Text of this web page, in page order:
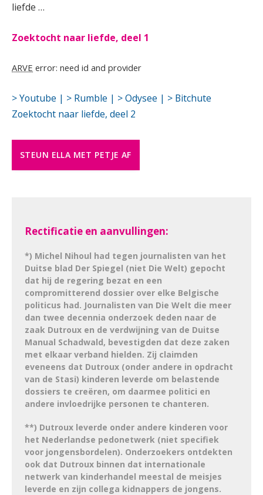
liefde …
Zoektocht naar liefde, deel 1
ARVE error: need id and provider
> Youtube | > Rumble | > Odysee | > Bitchute
Zoektocht naar liefde, deel 2
STEUN ELLA MET PETJE AF
Rectificatie en aanvullingen:
*) Michel Nihoul had tegen journalisten van het
Duitse blad Der Spiegel (niet Die Welt) gepocht
dat hij de regering bezat en een
compromitterend dossier over elke Belgische
politicus had. Journalisten van Die Welt die meer
dan twee decennia onderzoek deden naar de
zaak Dutroux en de verdwijning van de Duitse
Manual Schadwald, bevestigden dat deze zaken
met elkaar verband hielden. Zij claimden
eveneens dat Dutroux (onder andere in opdracht
van de Stasi) kinderen leverde om belastende
dossiers te creëren, om daarmee politici en
andere invloedrijke personen te chanteren.
**) Dutroux leverde onder andere kinderen voor
het Nederlandse pedonetwerk (niet specifiek
voor jongensbordelen). Onderzoekers ontdekten
ook dat Dutroux binnen dat internationale
netwerk van kinderhandel meestal de meisjes
leverde en zijn collega kidnappers de jongens.